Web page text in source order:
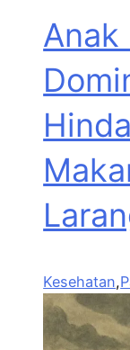
Anak
Kesehatan,